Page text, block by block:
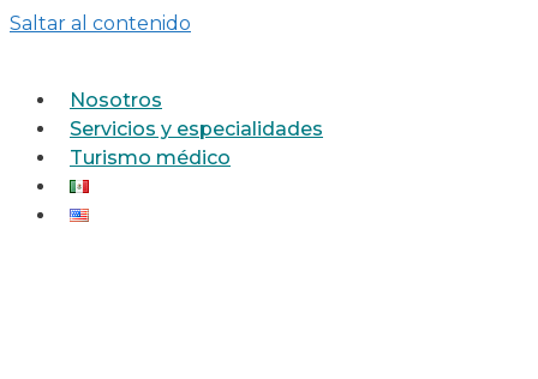
Saltar al contenido
Nosotros
Servicios y especialidades
Turismo médico